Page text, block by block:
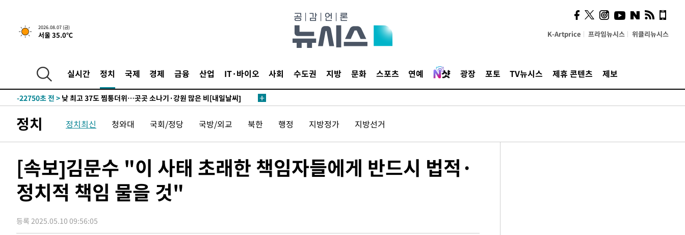
2026.08.07 (금)
서울 35.0℃ K-Artprice 프라임뉴시스 위클리뉴시스
실시간 정치 국제 경제 금융 산업 IT·바이오 사회 수도권 지방 문화 스포츠 연예 광장 포토 TV뉴시스 제휴 콘텐츠 제보
50분 전 >민주 콩고 에볼라환자 4천명 돌파, 4053명 발생 1850명 사망
-24852초 전 >"낮 기온 소폭 하락"…수도권 폭염중대경보, 폭염경보로 하향
-24779초 전 >
[단독]중수청 지원 검사들, 정원 초과 시 낮은 계급 임용…희망지 못
-22750초 전 >
-21056초 전 > SK하이닉스, 용인·청주 팹에 54조 투자…"AI 메모리 수요 선제 대
-17165초 전 >
외국인 심판 성 접대 7경기 들여다보니…한국 축구 '5승 2무'
-16899초 전 >[속보]코스닥, 2.86포인트(0.36%) 내린 798.81마감
-16832초 전 >
[속보]원·달러 환율, 7.7원 내린 1416.1원 마감
-16721초 전 >[속보] 노원서 40.1도 관측…서울, 2018년 이후 첫 40도
-13811초 전 >[속보]종합특검, '계엄 수용공간 확보' 신용해 前교정본부장 기소
-12655초 전 >11시간 압수수색에 성접대 파문까지…'쑥대밭' 된 축구협회
정치 정치최신 청와대 국회/정당 국방/외교 북한 행정 지방정가 지방선거
[속보]김문수 "이 사태 초래한 책임자들에게 반드시 법적·
정치적 책임 물을 것"
등록 2025.05.10 09:56:05